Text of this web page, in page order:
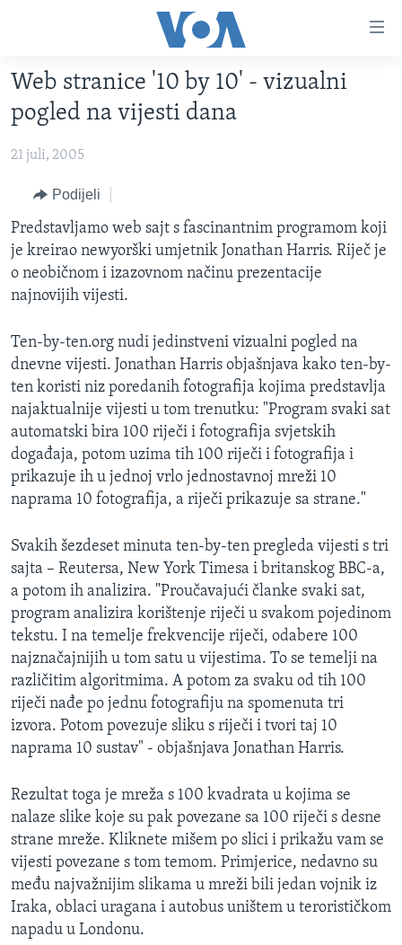
glavni
sadržaj
Pređi
na
navigaciju
Idi
na
pretragu
VIDEO
FOTOGRAFIJE DANA
VIJESTI
SJEDINJENE AMERIČKE DRŽAVE
BOSNA I HERCEGOVINA
SVIJET
NAUKA I TEHNOLOGIJA
SPECIJALNI PROJEKTI
KORUPCIJA
ŽENSKA STRANA
IZBJEGLIČKA STRANA
MAGAZIN
O GLASU AMERIKE
Learning English
PRATITE NAS
Jezici
Web stranice '10 by 10' - vizualni
pogled na vijesti dana
21 juli, 2005
Podijeli
Predstavljamo web sajt s fascinantnim programom koji
je kreirao newyorški umjetnik Jonathan Harris. Riječ je
o neobičnom i izazovnom načinu prezentacije
najnovijih vijesti.
Ten-by-ten.org nudi jedinstveni vizualni pogled na
dnevne vijesti. Jonathan Harris objašnjava kako ten-by-
ten koristi niz poredanih fotografija kojima predstavlja
najaktualnije vijesti u tom trenutku: "Program svaki sat
automatski bira 100 riječi i fotografija svjetskih
događaja, potom uzima tih 100 riječi i fotografija i
prikazuje ih u jednoj vrlo jednostavnoj mreži 10
naprama 10 fotografija, a riječi prikazuje sa strane."
Svakih šezdeset minuta ten-by-ten pregleda vijesti s tri
sajta – Reutersa, New York Timesa i britanskog BBC-a,
a potom ih analizira. "Proučavajući članke svaki sat,
program analizira korištenje riječi u svakom pojedinom
tekstu. I na temelje frekvencije riječi, odabere 100
najznačajnijih u tom satu u vijestima. To se temelji na
različitim algoritmima. A potom za svaku od tih 100
riječi nađe po jednu fotografiju na spomenuta tri
izvora. Potom povezuje sliku s riječi i tvori taj 10
naprama 10 sustav" - objašnjava Jonathan Harris.
Rezultat toga je mreža s 100 kvadrata u kojima se
nalaze slike koje su pak povezane sa 100 riječi s desne
strane mreže. Kliknete mišem po slici i prikažu vam se
vijesti povezane s tom temom. Primjerice, nedavno su
među najvažnijim slikama u mreži bili jedan vojnik iz
Iraka, oblaci uragana i autobus uništem u terorističkom
napadu u Londonu.